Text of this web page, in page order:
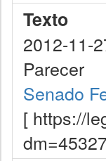
Texto
2012-11-
Parecer
Senado
[ https://